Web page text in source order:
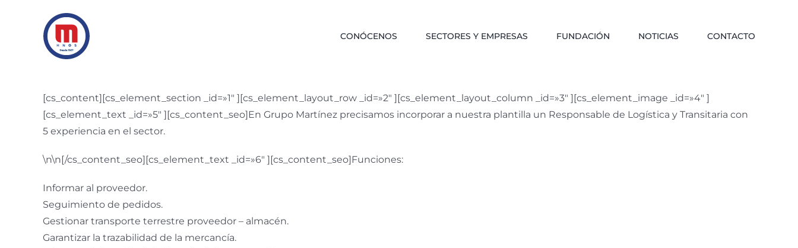
contenido
CONÓCENOS SECTORES Y EMPRESAS FUNDACIÓN NOTICIAS CONTACTO
[cs_content][cs_element_section _id=»1″ ][cs_element_layout_row _id=»2″ ][cs_element_layout_column _id=»3″ ][cs_element_image _id=»4″ ]
[cs_element_text _id=»5″ ][cs_content_seo]En Grupo Martínez precisamos incorporar a nuestra plantilla un Responsable de Logística y Transitaria con
5 experiencia en el sector.
\n\n[/cs_content_seo][cs_element_text _id=»6″ ][cs_content_seo]Funciones:
Informar al proveedor.
Seguimiento de pedidos.
Gestionar transporte terrestre proveedor – almacén.
Garantizar la trazabilidad de la mercancía.